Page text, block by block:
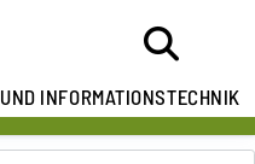
UND INFORMATIONSTECHNIK